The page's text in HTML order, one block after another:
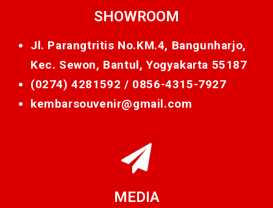
SHOWROOM
Jl. Parangtritis No.KM.4, Bangunharjo,
Kec. Sewon, Bantul, Yogyakarta 55187
(0274) 4281592 / 0856-4315-7927
kembarsouvenir@gmail.com
MEDIA